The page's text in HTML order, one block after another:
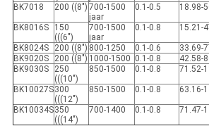
BK7018 200 ((8") 700-1500
jaar
0.1-0.5 18.98-
BK8016S
150
(((6")
700-1500
jaar
0.1-0.8 15.21-
BK8024S 200 ((8") 800-1250 0.1-0.6 33.69-
BK9020S
200 ((8") 1000-1500 0.1-0.8 42.58-
BK9030S
250
(((10")
850-1500 0.1-0.8 71.52-
BK10027S300
(((12")
850-1500 0.1-0.8 63.16-
BK10034S350
(((14")
700-1400 0.1-0.8 71.47-